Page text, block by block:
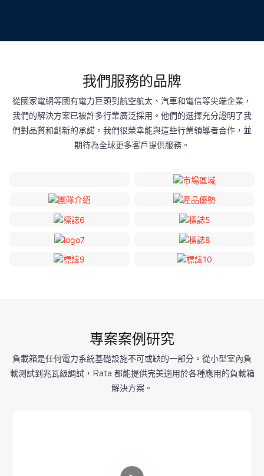
我們服務的品牌
從國家電網等國有電力巨頭到航空航太、汽車和電信等尖端企業，
我們的解決方案已被許多行業廣泛採用。他們的選擇充分證明了我
們對品質和創新的承諾。我們很榮幸能與這些行業領導者合作，並
期待為全球更多客戶提供服務。
專案案例研究
負載箱是任何電力系統基礎設施不可或缺的一部分。從小型室內負
載測試到兆瓦級調試，Rata 都能提供完美適用於各種應用的負載箱
解決方案。